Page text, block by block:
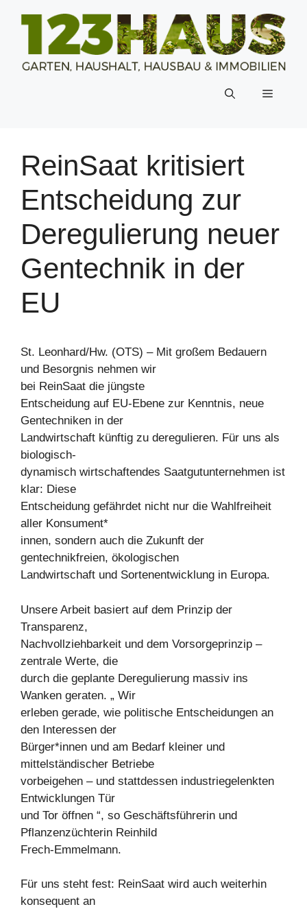
Inhalt
Menü
ReinSaat kritisiert
Entscheidung zur
Deregulierung neuer
Gentechnik in der
EU
St. Leonhard/Hw. (OTS) – Mit großem Bedauern
und Besorgnis nehmen wir
bei ReinSaat die jüngste
Entscheidung auf EU-Ebene zur Kenntnis, neue
Gentechniken in der
Landwirtschaft künftig zu deregulieren. Für uns als
biologisch-
dynamisch wirtschaftendes Saatgutunternehmen ist
klar: Diese
Entscheidung gefährdet nicht nur die Wahlfreiheit
aller Konsument*
innen, sondern auch die Zukunft der
gentechnikfreien, ökologischen
Landwirtschaft und Sortenentwicklung in Europa.
Unsere Arbeit basiert auf dem Prinzip der
Transparenz,
Nachvollziehbarkeit und dem Vorsorgeprinzip –
zentrale Werte, die
durch die geplante Deregulierung massiv ins
Wanken geraten. „ Wir
erleben gerade, wie politische Entscheidungen an
den Interessen der
Bürger*innen und am Bedarf kleiner und
mittelständischer Betriebe
vorbeigehen – und stattdessen industriegelenkten
Entwicklungen Tür
und Tor öffnen “, so Geschäftsführerin und
Pflanzenzüchterin Reinhild
Frech-Emmelmann.
Für uns steht fest: ReinSaat wird auch weiterhin
konsequent an